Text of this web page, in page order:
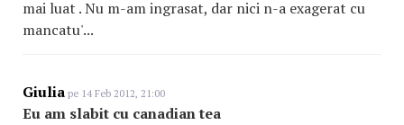
mai luat . Nu m-am ingrasat, dar nici n-a exagerat cu
mancatu'...
Giulia pe 14 Feb 2012, 21:00
Eu am slabit cu canadian tea